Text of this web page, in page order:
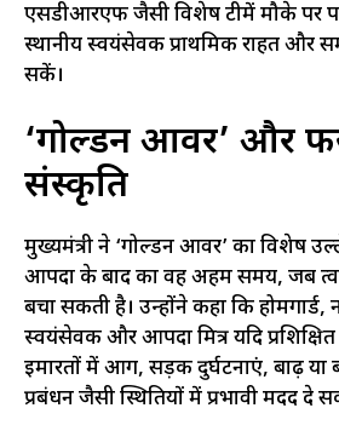
एसडीआरएफ जैसी विशेष टीमें मौके पर
स्थानीय स्वयंसेवक प्राथमिक राहत और
सकें।
‘गोल्डन आवर’ और
संस्कृति
मुख्यमंत्री ने ‘गोल्डन आवर’ का विशेष
आपदा के बाद का वह अहम समय, जब
बचा सकती है। उन्होंने कहा कि होमगार्ड,
स्वयंसेवक और आपदा मित्र यदि प्रशिक्षित
इमारतों में आग, सड़क दुर्घटनाएं, बाढ़
प्रबंधन जैसी स्थितियों में प्रभावी मदद दे